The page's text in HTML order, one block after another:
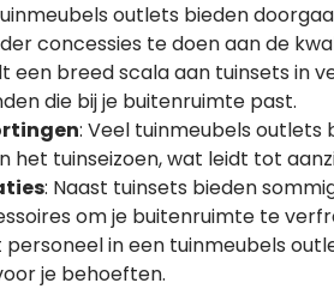
outlets bieden
concessies te doen aan de
een breed scala aan tuinsets in
die bij je buitenruimte past.
: Veel tuinmeubels outlets
het tuinseizoen, wat leidt tot
: Naast tuinsets bieden
om je buitenruimte te
personeel in een tuinmeubels
je behoeften.